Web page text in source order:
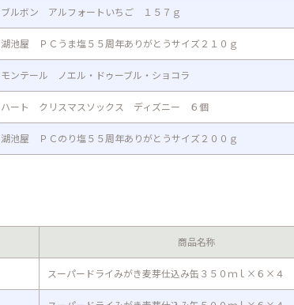
ブルボン アルフォートいちご １５７ｇ
湖池屋 ＰＣうま塩５５周年ありがとうサイズ２１０ｇ
モンテール ノエル・ドゥーブル・ショコラ
ハート クリスマスソックス ディズニー ６個
湖池屋 ＰＣのり塩５５周年ありがとうサイズ２００ｇ
商品名称
スーパードライみがき麦芽仕込み缶３５０ｍｌ×６×４